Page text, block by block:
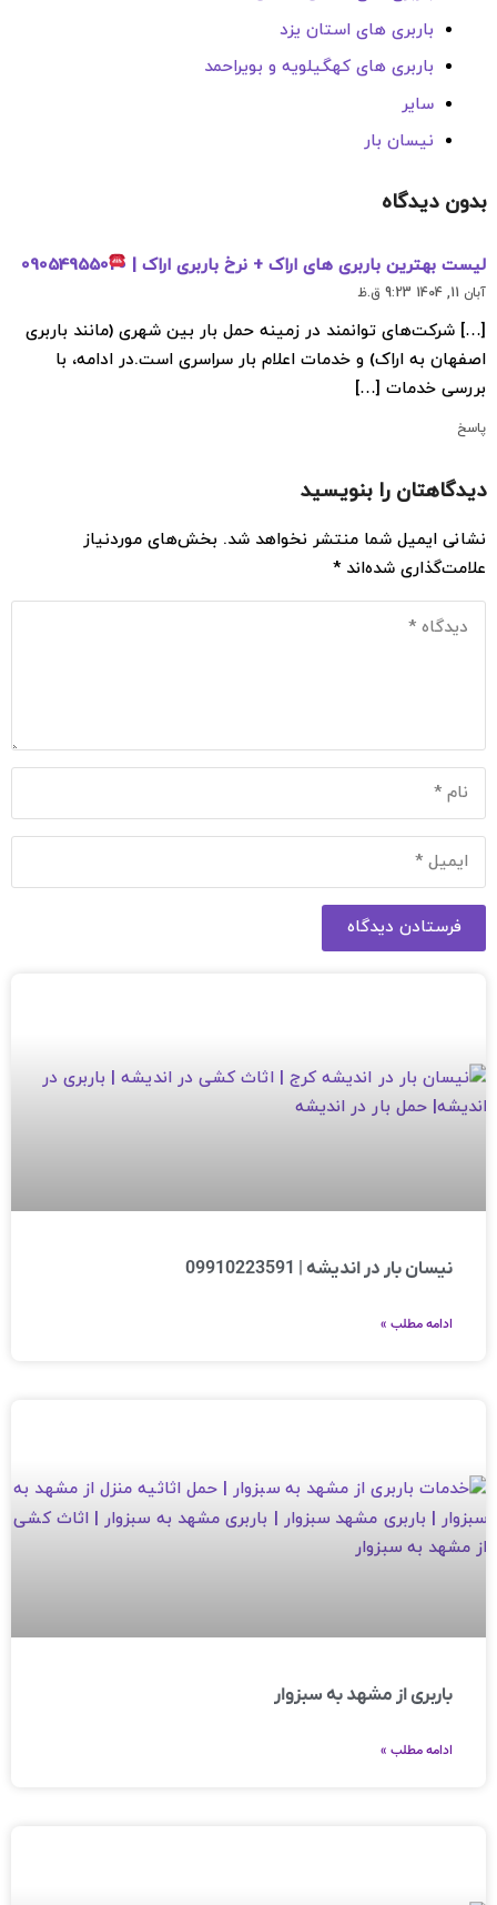
باربری های استان یزد
باربری های کهگیلویه و بویراحمد
سایر
نیسان بار
بدون دیدگاه
لیست بهترین باربری های اراک + نرخ باربری اراک | 09054955020
آبان 11, 1404 9:23 ق.ظ
[…] شرکت‌های توانمند در زمینه حمل بار بین شهری (مانند باربری
اصفهان به اراک) و خدمات اعلام بار سراسری است.در ادامه، با
بررسی خدمات […]
پاسخ
دیدگاهتان را بنویسید
نشانی ایمیل شما منتشر نخواهد شد. بخش‌های موردنیاز
علامت‌گذاری شده‌اند*
فرستادن دیدگاه
نیسان بار در اندیشه | 09910223591
ادامه مطلب »
باربری از مشهد به سبزوار
ادامه مطلب »